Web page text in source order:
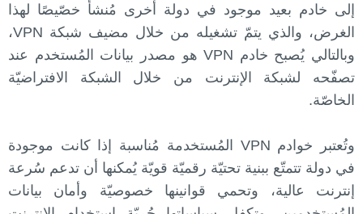
إلى خادم بعيد موجود في دولة أخرى مُنشأ خصّيصًا لهذا
الغرض، والذي يتمّ تشغيله من خلال مضيف شبكة VPN،
وبالتالي يُصبح خادم VPN هو مصدر بيانات المُستخدم عند
تصفّحه لشبكة الإنترنت من خلال الشبكة الافتراضيّة
الخاصّة.
وتُعتبر خوادم VPN المُستخدمة مُناسبة إذا كانت موجودة
في دولة تتمتّع ببنية تحتيّة رقميّة قويّة يُمكنها أن تدعم سُرعة
إنترنت عالية، وتحمي قوانينها خصوصيّة وأمان بيانات